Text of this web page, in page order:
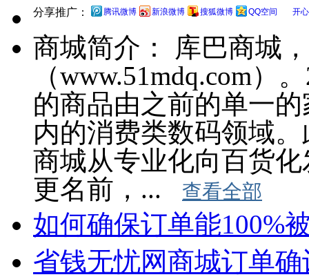
分享推广： 腾讯微博 新浪微博 搜狐微博 QQ空间 开
商城简介：
库巴商城
（www.51mdq.com）
的商品由之前的单一
内的消费类数码领域
商城从专业化向百货
更名前，...
查看全部
如何确保订单能100%
省钱无忧网商城订单